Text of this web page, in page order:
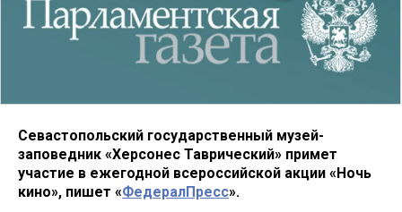
Севастопольский государственный музей-
заповедник «Херсонес Таврический» примет
участие в ежегодной всероссийской акции «Ночь
кино», пишет «ФедералПресс».